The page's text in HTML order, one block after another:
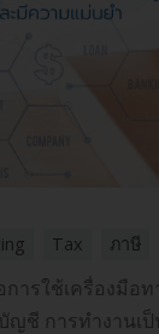
Tax ภาษี
การใช้เครื่องมือท
ญชี การทำงานเป็